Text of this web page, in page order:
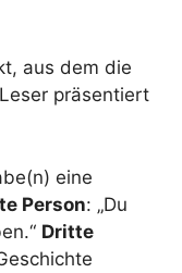
aus dem die
präsentiert
eine
Person: „Du
Dritte